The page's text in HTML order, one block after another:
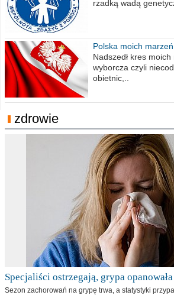
rzadką wadą
Polska moich
Nadszedł kres
wyborcza czyli
obietnic,..
zdrowie
Specjaliści ostrzegają, grypa
Sezon zachorowań na grypę trwa, a statystyki